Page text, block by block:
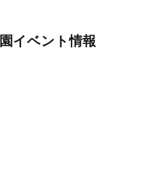
イベント情報